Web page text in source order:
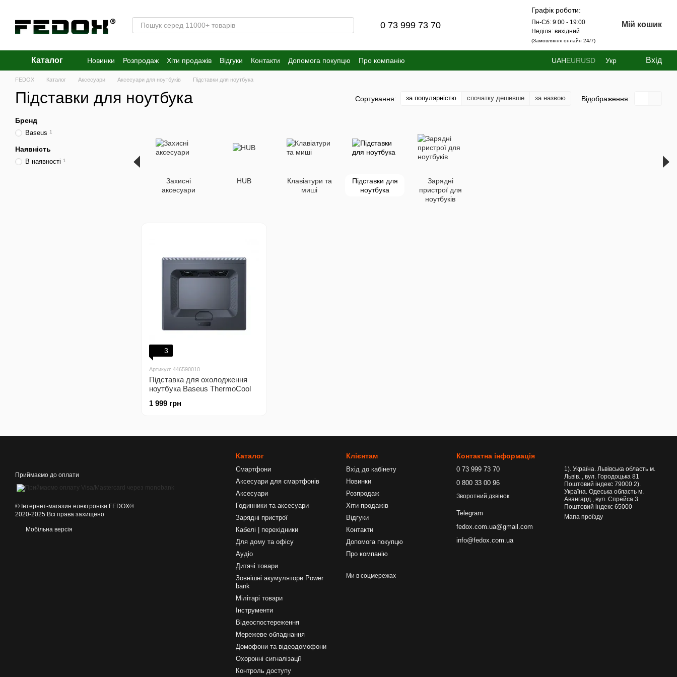
0 73 999 73 70
Графік роботи:
Пн-Сб: 9:00 - 19:00
Неділя: вихідний
(Замовляння онлайн 24/7)
Мій кошик
Каталог Новинки Розпродаж Хіти продажів Відгуки Контакти Допомога покупцю Про компанію UAHEURUSD Укр Вхід
FEDOX Каталог Аксесуари Аксесуари для ноутбуків Підставки для ноутбука
Підставки для ноутбука Сортування: за популярністю спочатку дешевше за назвою Відображення:
Захисні
аксесуари
HUB
Клавіатури та
миші
Підставки для
ноутбука
Зарядні
пристрої для
ноутбуків
3
Артикул: 446590010
Підставка для охолодження
ноутбука Baseus ThermoCool
Turbo Fan Version Gray
1 999 грн
Бренд
Baseus 1
Наявність
В наявності 1
Приймаємо до оплати
©️ Інтернет-магазин електроніки FEDOX®
2020-2025 Всі права захищено
Мобільна версія
Каталог
Смартфони
Аксесуари для смартфонів
Аксесуари
Годинники та аксесуари
Зарядні пристрої
Кабелі | перехідники
Для дому та офісу
Аудіо
Дитячі товари
Зовнішні акумулятори Power
bank
Мілітарі товари
Інструменти
Відеоспостереження
Мережеве обладнання
Домофони та відеодомофони
Охоронні сигналізації
Контроль доступу
Клієнтам
Вхід до кабінету
Новинки
Розпродаж
Хіти продажів
Відгуки
Контакти
Допомога покупцю
Про компанію
Ми в соцмережах
Контактна інформація
0 73 999 73 70
0 800 33 00 96
Зворотний дзвінок
Telegram
fedox.com.ua@gmail.com
info@fedox.com.ua
1). Україна. Львівська область м.
Львів. , вул. Городоцька 81
Поштовий індекс 79000 2).
Україна. Одеська область м.
Авангард., вул. Спрейса 3
Поштовий індекс 65000
Мапа проїзду